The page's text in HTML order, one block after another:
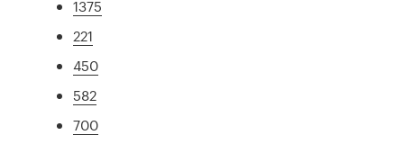
1375
221
450
582
700